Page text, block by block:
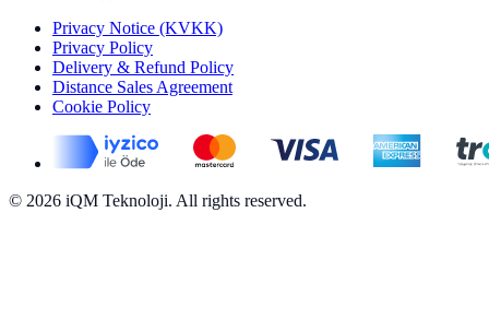
Privacy Notice (KVKK)
Privacy Policy
Delivery & Refund Policy
Distance Sales Agreement
Cookie Policy
© 2026 iQM Teknoloji. All rights reserved.